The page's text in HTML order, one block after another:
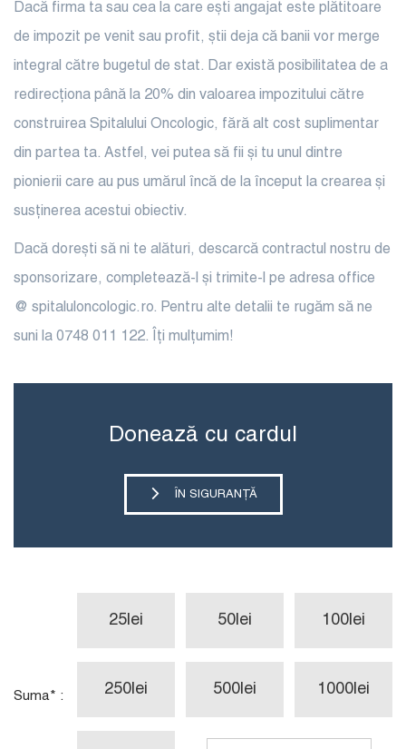
Dacă firma ta sau cea la care ești angajat este plătitoare
de impozit pe venit sau profit, știi deja că banii vor merge
integral către bugetul de stat. Dar există posibilitatea de a
redirecționa până la 20% din valoarea impozitului către
construirea Spitalului Oncologic, fără alt cost suplimentar
din partea ta. Astfel, vei putea să fii și tu unul dintre
pionierii care au pus umărul încă de la început la crearea și
susținerea acestui obiectiv.
Dacă dorești să ni te alături, descarcă contractul nostru de
sponsorizare, completează-l și trimite-l pe adresa office
@ spitaluloncologic.ro. Pentru alte detalii te rugăm să ne
suni la 0748 011 122. Îți mulțumim!
Donează cu cardul
ÎN SIGURANȚĂ
Suma* :
25 lei 50lei 100lei
250 lei 500lei 1000lei